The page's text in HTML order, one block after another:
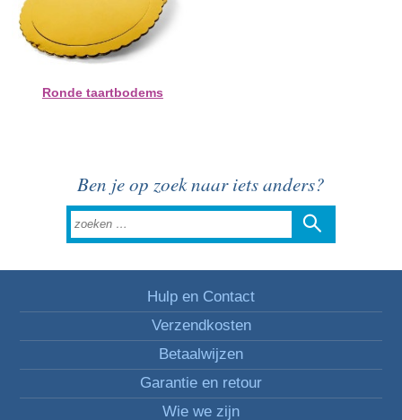
Ronde taartbodems
Ben je op zoek naar iets anders?
Hulp en Contact
Verzendkosten
Betaalwijzen
Garantie en retour
Wie we zijn